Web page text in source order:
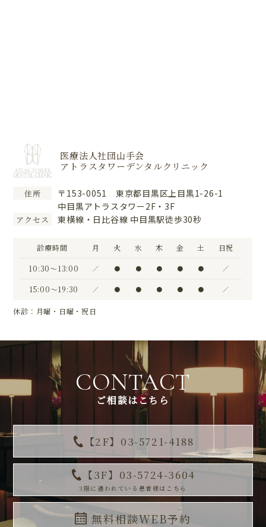
医療法人社団山手会
アトラスタワーデンタルクリニック
住所
〒153-0051 東京都目黒区上目黒1-26-1
中目黒アトラスタワー2F・3F
アクセス 東横線・日比谷線 中目黒駅徒歩30秒
診療時間 月 火 水 木 金 土 日祝
10:30〜13:00 ／ ● ● ● ● ● ／
15:00〜19:30 ／ ● ● ● ● ● ／
休診：月曜・日曜・祝日
CONTACT
ご相談はこちら
【2F】03-5721-4188
【3F】03-5724-3604
3階に通われている患者様はこちら
無料相談WEB予約